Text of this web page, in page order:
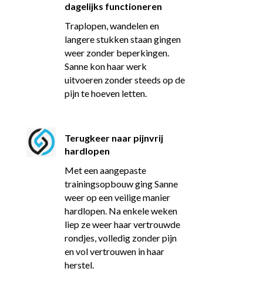
dagelijks functioneren
Traplopen, wandelen en
langere stukken staan gingen
weer zonder beperkingen.
Sanne kon haar werk
uitvoeren zonder steeds op de
pijn te hoeven letten.
Terugkeer naar pijnvrij
hardlopen
Met een aangepaste
trainingsopbouw ging Sanne
weer op een veilige manier
hardlopen. Na enkele weken
liep ze weer haar vertrouwde
rondjes, volledig zonder pijn
en vol vertrouwen in haar
herstel.